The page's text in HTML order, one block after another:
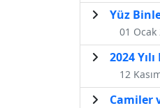
Yüz
01 Ocak
2024
12
Camiler